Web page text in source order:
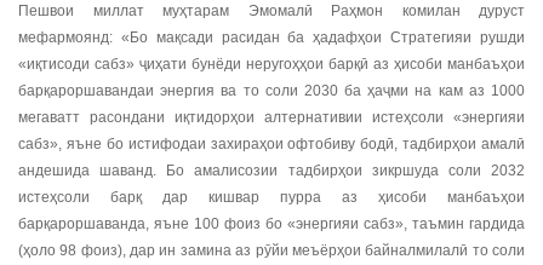
Пешвои миллат муҳтарам Эмомалӣ Раҳмон комилан дуруст
мефармоянд: «Бо мақсади расидан ба ҳадафҳои Стратегияи рушди
«иқтисоди сабз» ҷиҳати бунёди неругоҳҳои барқӣ аз ҳисоби манбаъҳои
барқароршавандаи энергия ва то соли 2030 ба ҳаҷми на кам аз 1000
мегаватт расондани иқтидорҳои алтернативии истеҳсоли «энергияи
сабз», яъне бо истифодаи захираҳои офтобиву бодӣ, тадбирҳои амалӣ
андешида шаванд. Бо амалисозии тадбирҳои зикршуда соли 2032
истеҳсоли барқ дар кишвар пурра аз ҳисоби манбаъҳои
барқароршаванда, яъне 100 фоиз бо «энергияи сабз», таъмин гардида
(ҳоло 98 фоиз), дар ин замина аз рӯйи меъёрҳои байналмилалӣ то соли